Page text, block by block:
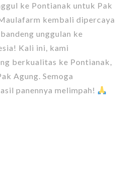
ke Pontianak untuk Pak
kembali dipercaya
unggulan ke
Kali ini, kami
berkualitas ke Pontianak,
Agung. Semoga
panennya melimpah!